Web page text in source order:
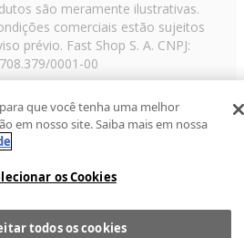
são meramente ilustrativas.
comerciais estão sujeitos
prévio. Fast Shop S. A. CNPJ:
0001-00
001, Telefone: 11 3003-3728 ©
os direitos reservadosRF
que você tenha uma melhor
em nosso site. Saiba mais em nossa
os Cookies
todos os cookies